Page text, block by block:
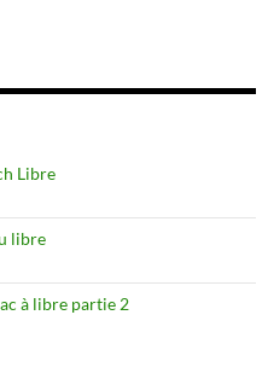
Libre
libre
à libre partie 2